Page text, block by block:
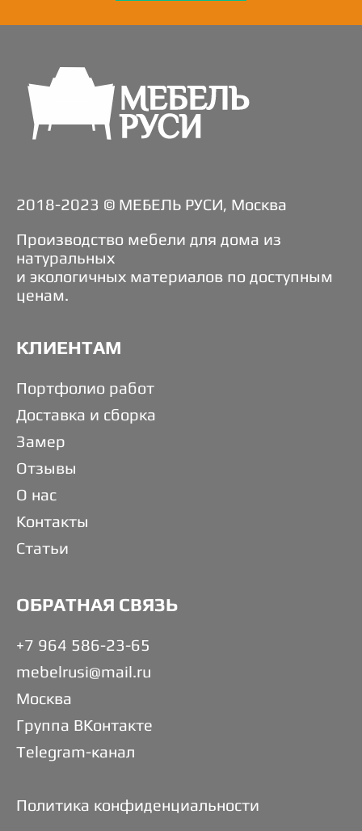
2018-2023 © МЕБЕЛЬ РУСИ, Москва
Производство мебели для дома из
натуральных
и экологичных материалов по доступным
ценам.
КЛИЕНТАМ
Портфолио работ
Доставка и сборка
Замер
Отзывы
О нас
Контакты
Статьи
ОБРАТНАЯ СВЯЗЬ
+7 964 586-23-65
mebelrusi@mail.ru
Москва
Группа ВКонтакте
Telegram-канал
Политика конфиденциальности